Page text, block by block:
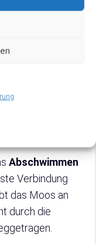
Durch die
Abschwimmen
Verbindung
das Moos an
durch die